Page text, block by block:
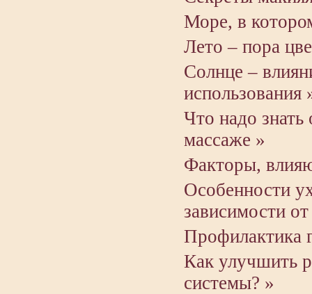
Море, в
Лето – пора
Солнце –
использования
Что надо
массаже »
Факторы,
Особенности
зависимости
Профилактика
Как улучшить
системы? »